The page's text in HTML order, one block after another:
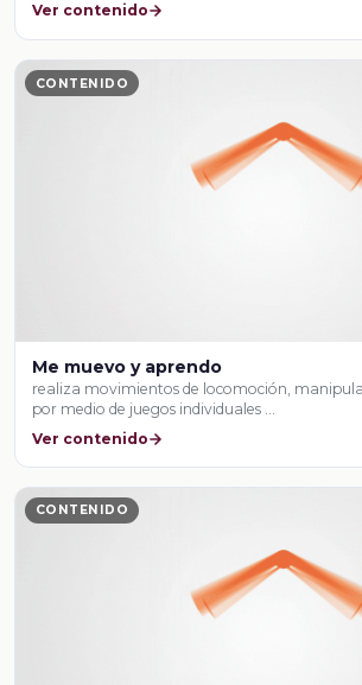
Ver contenido
CONTENIDO
Me muevo y aprendo
realiza movimientos de locomoción,
por medio de juegos individuales …
Ver contenido
CONTENIDO